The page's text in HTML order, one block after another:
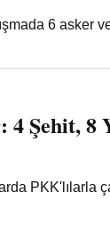
6 asker
4 Şehit, 8
PKK'lılarla